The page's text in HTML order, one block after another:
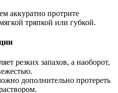
аккуратно протрите
тряпкой или губкой.
резких запахов, а наоборот,
дополнительно протереть